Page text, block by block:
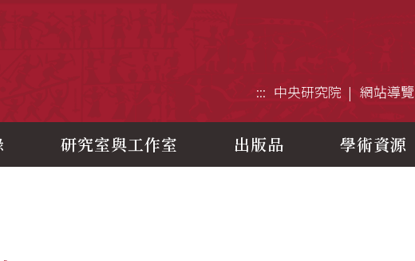
::: 中央研究院 網站導覽
研究室與工作室 出版品 學術資源